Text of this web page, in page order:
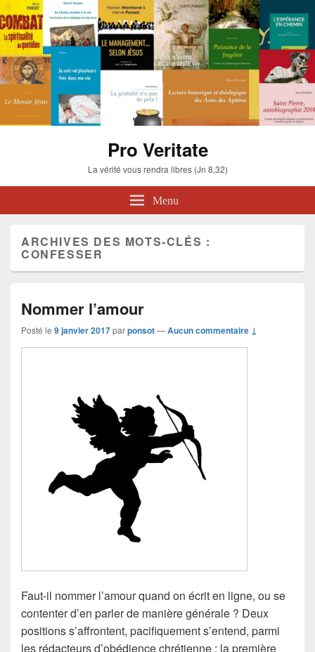
Pro Veritate
La vérité vous rendra libres (Jn 8,32)
Menu
ARCHIVES DES MOTS-CLÉS :
CONFESSER
Nommer l’amour
Posté le 9 janvier 2017parponsot—Aucun commentaire ↓
Faut-il nommer l’amour quand on écrit en ligne, ou se
contenter d’en parler de manière générale ? Deux
positions s’affrontent, pacifiquement s’entend, parmi
les rédacteurs d’obédience chrétienne : la première